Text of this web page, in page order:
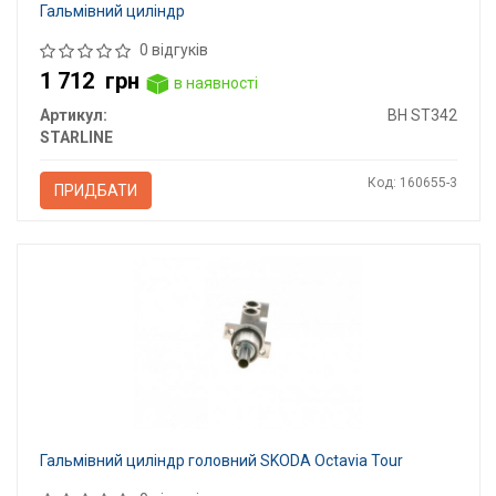
Гальмівний циліндр
0 відгуків
1 712 грн
в наявності
Артикул:
BH ST342
STARLINE
ПРИДБАТИ Код: 160655-3
Гальмівний циліндр головний SKODA Octavia Tour